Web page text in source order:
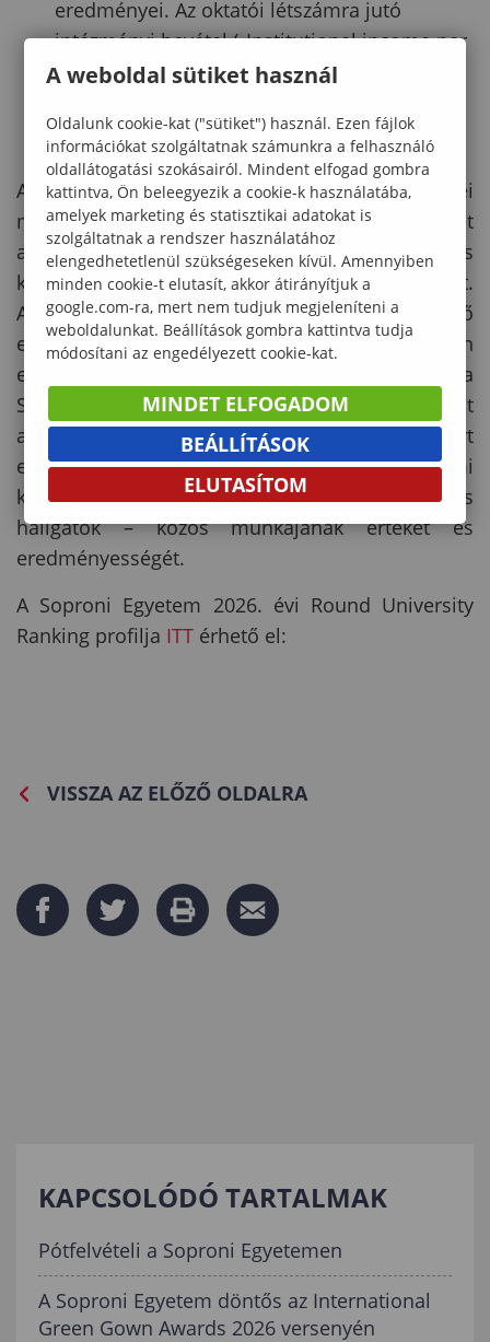
eredményei. Az oktatói létszámra jutó
intézményi bevétel („Institutional income per
academic staff”) indikátornál tapasztalt
A 2026-os Round University Ranking eredményei
megerősítik a Soproni Egyetem elkötelezettségét
a magas színvonalú oktatás, a tudományos
kiválóság és a nemzetközi versenyképesség iránt.
Az intézmény stabil helyezése a világ vezető
egyetemei között, valamint az oktatás területén
elért kiemelkedő eredményei azt mutatják, hogy a
Soproni Egyetem sikeresen ötvözi hagyományait
a folyamatos megújulással. A rangsorban elért
eredmények egyben visszaigazolják az egyetemi
közösség – oktatók, kutatók, munkatársak és
hallgatók – közös munkájának értékét és
eredményességét.
A Soproni Egyetem 2026. évi Round University
Ranking profilja ITT érhető el:
VISSZA AZ ELŐZŐ OLDALRA
KAPCSOLÓDÓ TARTALMAK
Pótfelvételi a Soproni Egyetemen
A Soproni Egyetem döntős az International
Green Gown Awards 2026 versenyén
A weboldal sütiket használ
Oldalunk cookie-kat ("sütiket") használ. Ezen fájlok
információkat szolgáltatnak számunkra a felhasználó
oldallátogatási szokásairól. Mindent elfogad gombra
kattintva, Ön beleegyezik a cookie-k használatába,
amelyek marketing és statisztikai adatokat is
szolgáltatnak a rendszer használatához
elengedhetetlenül szükségeseken kívül. Amennyiben
minden cookie-t elutasít, akkor átirányítjuk a
google.com-ra, mert nem tudjuk megjeleníteni a
weboldalunkat. Beállítások gombra kattintva tudja
módosítani az engedélyezett cookie-kat.
MINDET ELFOGADOM
BEÁLLÍTÁSOK
ELUTASÍTOM